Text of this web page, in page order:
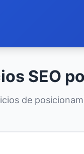
SEO
de